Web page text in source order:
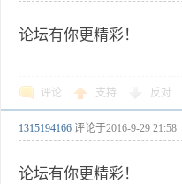
论坛有你更精彩！
评论 支持 反对
1315194166 评论于2016-9-29 21:58
论坛有你更精彩！